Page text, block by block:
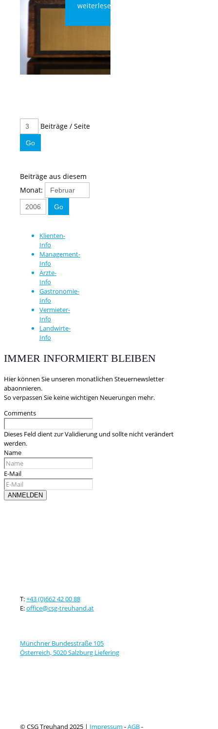
weiterlesen
Beiträge / Seite
Beiträge aus diesem
Monat:
Klienten-
Info
Management-
Info
Ärzte-
Info
Gastronomie-
Info
Vermieter-
Info
Landwirte-
Info
IMMER INFORMIERT BLEIBEN
Hier können Sie unseren monatlichen Steuernewsletter
abaonnieren.
So verpassen Sie keine wichtigen Neuerungen mehr.
Comments
Dieses Feld dient zur Validierung und sollte nicht verändert
werden.
Name
E-Mail
T:+43 (0)662 42 00 88
E:office@csg-treuhand.at
Münchner Bundesstraße 105
Österreich, 5020 Salzburg Liefering
© CSG Treuhand 2025 | Impressum -AGB-